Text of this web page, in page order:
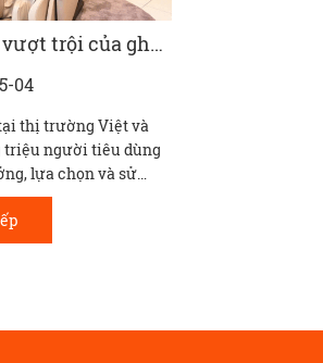
toàn thân
16
không chỉ là thiết bị
thẳng và thư giãn
còn sử dụng nhiều
năng giúp làm dịu
nhức như đau cột